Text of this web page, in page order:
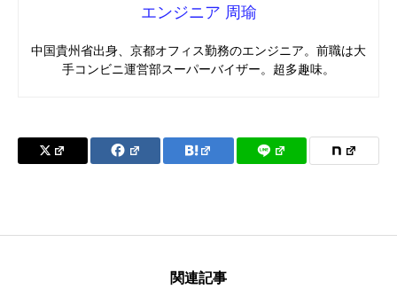
エンジニア 周瑜
中国貴州省出身、京都オフィス勤務のエンジニア。前職は大
手コンビニ運営部スーパーバイザー。超多趣味。
関連記事